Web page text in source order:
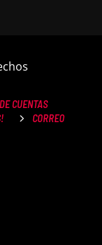
CUENTAS
CORREO